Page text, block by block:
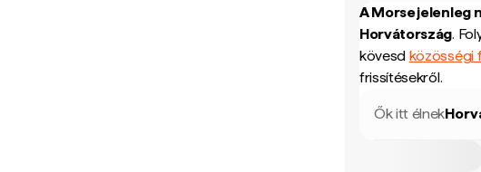
A Morse jelenleg
Horvátország.
kövesd közösségi
frissítésekről.
Ők itt élnek